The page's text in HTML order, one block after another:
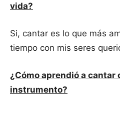
vida?
Si, cantar es lo que más
tiempo con mis seres
¿Cómo aprendió a cantar
instrumento?